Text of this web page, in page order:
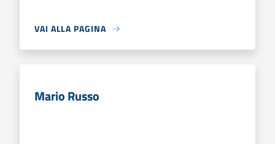
VAI ALLA PAGINA
Mario Russo